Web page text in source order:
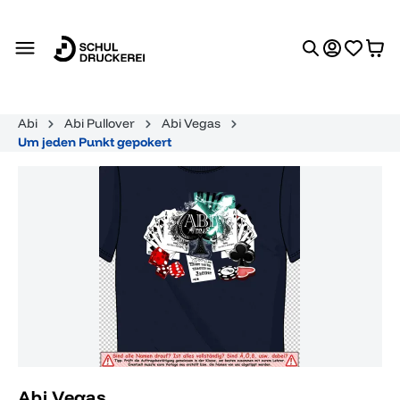
Abi Abi Pullover
Abi Vegas
Um jeden Punkt gepokert
Bildergalerie überspringen